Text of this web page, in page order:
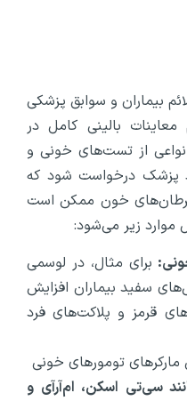
بیماران و سوابق پزشکی
بالینی کامل در
از تست‌های خونی و
پزشک درخواست شود که
خون ممکن است
زیر می‌شود:
برای مثال، در لوسمی
سفید بیماران افزایش
قرمز و پلاکت‌های فرد
تومور‌های خونی
سی‌تی اسکن، ام‌آرآی و